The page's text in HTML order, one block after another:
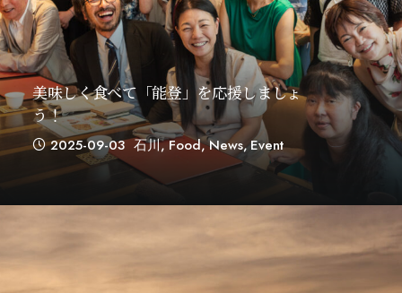
美味しく食べて「能登」を応援しましょ
う！
2025-09-03 石川,Food,News,Event